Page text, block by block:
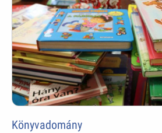
Könyvadomány